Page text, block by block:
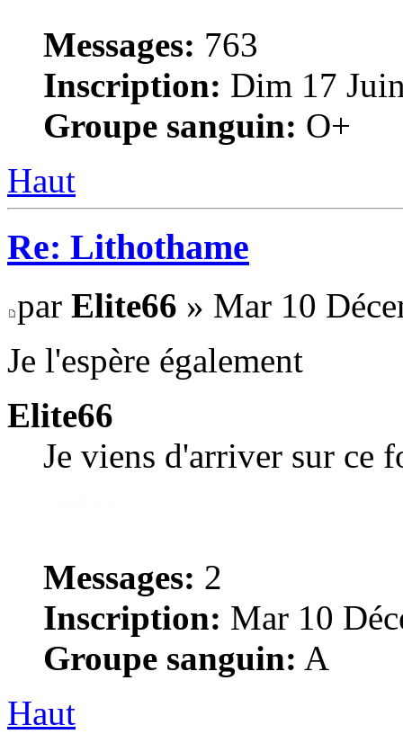
Messages: 763
Inscription: Dim 17
Groupe sanguin: O+
Haut
Re: Lithothame
par Elite66 » Mar 10
Je l'espère également
Elite66
Je viens d'arriver sur ce
Messages: 2
Inscription: Mar 10
Groupe sanguin: A
Haut